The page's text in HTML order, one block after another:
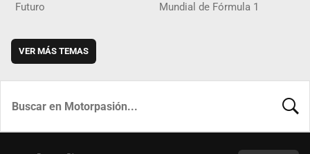
Futuro Mundial de Fórmula 1
VER MÁS TEMAS